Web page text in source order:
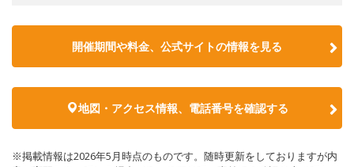
開催期間や料金、公式サイトの情報を見る
地図・アクセス情報、電話番号を確認する
※掲載情報は2026年5月時点のものです。随時更新をしておりますが内